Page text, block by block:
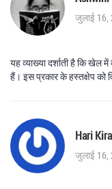
जुलाई 16,
यह व्याख्या दर्शाती है कि खेल
हैं। इस प्रकार के हस्तक्षेप को
Hari
जुलाई 16,